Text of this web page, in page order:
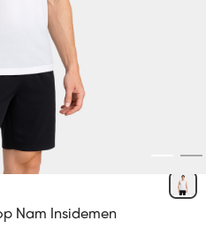
Nam Insidemen